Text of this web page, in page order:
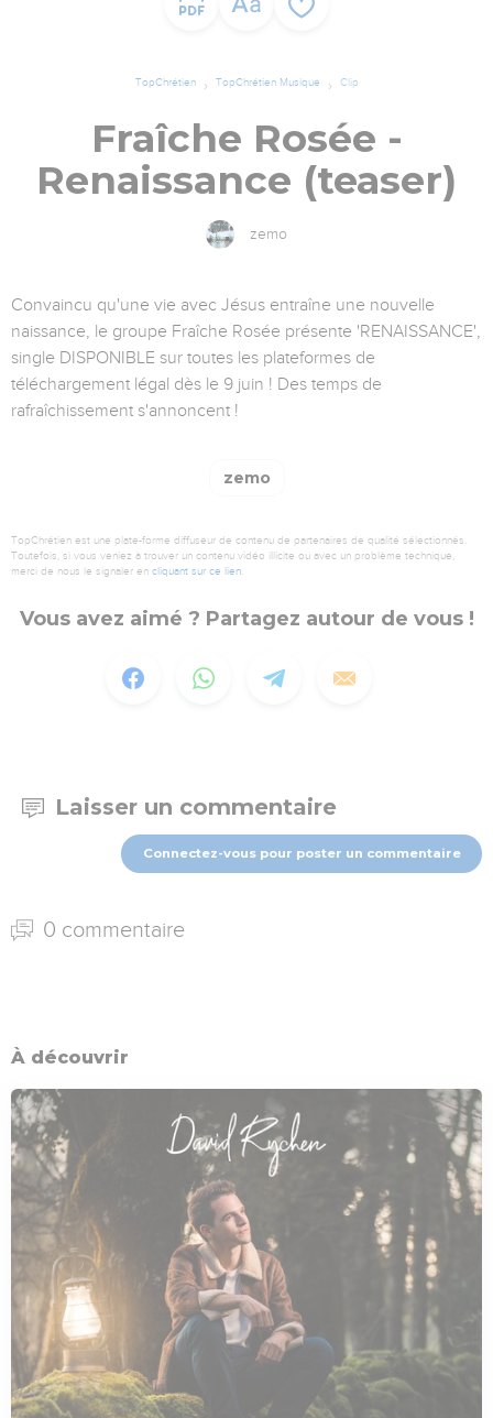
TopChrétien TopChrétien Musique Clip
Fraîche Rosée -
Renaissance (teaser)
zemo
Convaincu qu'une vie avec Jésus entraîne une nouvelle
naissance, le groupe Fraîche Rosée présente 'RENAISSANCE',
single DISPONIBLE sur toutes les plateformes de
téléchargement légal dès le 9 juin ! Des temps de
rafraîchissement s'annoncent !
zemo
TopChrétien est une plate-forme diffuseur de contenu de partenaires de qualité sélectionnés.
Toutefois, si vous veniez à trouver un contenu vidéo illicite ou avec un problème technique,
merci de nous le signaler en cliquant sur ce lien.
Vous avez aimé ? Partagez autour de vous !
Laisser un commentaire
Connectez-vous pour poster un commentaire
0 commentaire
À découvrir